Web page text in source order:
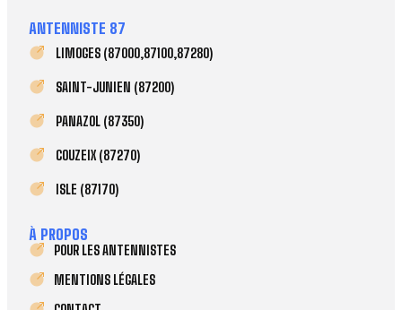
ANTENNISTE 87
LIMOGES (87000,87100,87280)
SAINT-JUNIEN (87200)
PANAZOL (87350)
COUZEIX (87270)
ISLE (87170)
À PROPOS
POUR LES ANTENNISTES
MENTIONS LÉGALES